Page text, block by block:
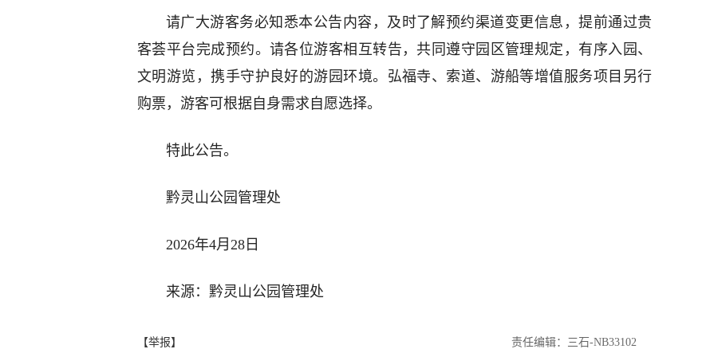
请广大游客务必知悉本公告内容，及时了解预约渠道变更信息，提前通过贵
客荟平台完成预约。请各位游客相互转告，共同遵守园区管理规定，有序入园、
文明游览，携手守护良好的游园环境。弘福寺、索道、游船等增值服务项目另行
购票，游客可根据自身需求自愿选择。
特此公告。
黔灵山公园管理处
2026年4月28日
来源：黔灵山公园管理处
【举报】 责任编辑：三石-NB33102